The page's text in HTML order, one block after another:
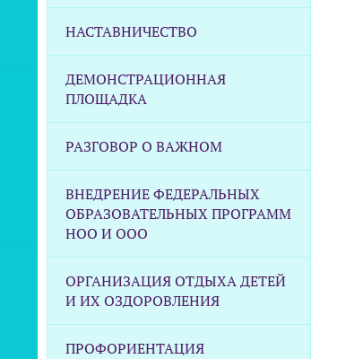
НАСТАВНИЧЕСТВО
ДЕМОНСТРАЦИОННАЯ
ПЛОЩАДКА
РАЗГОВОР О ВАЖНОМ
ВНЕДРЕНИЕ ФЕДЕРАЛЬНЫХ
ОБРАЗОВАТЕЛЬНЫХ ПРОГРАММ
НОО И ООО
ОРГАНИЗАЦИЯ ОТДЫХА ДЕТЕЙ
И ИХ ОЗДОРОВЛЕНИЯ
ПРОФОРИЕНТАЦИЯ